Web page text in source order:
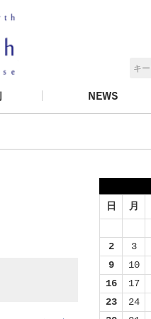
NEWS
日
月
2
3
9
10
16
17
23
24